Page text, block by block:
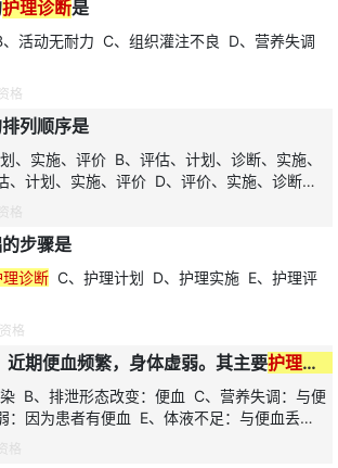
护理诊断是
活动无耐力 C、组织灌注不良 D、营养失调
格
列顺序是
、实施、评价 B、评估、计划、诊断、实施、
、计划、实施、评价 D、评价、实施、诊断、
格
步骤是
理诊断 C、护理计划 D、护理实施 E、护理评
格
期便血频繁，身体虚弱。其主要护理诊断
B、排泄形态改变：便血 C、营养失调：与便
：因为患者有便血 E、体液不足：与便血丢失
格